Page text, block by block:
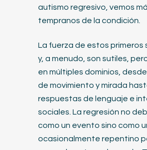
autismo regresivo, vemos
tempranos de la condición.
La fuerza de estos primeros
y, a menudo, son sutiles,
en múltiples dominios,
de movimiento y mirada
respuestas de lenguaje e
sociales. La regresión no
como un evento sino como
ocasionalmente repentino